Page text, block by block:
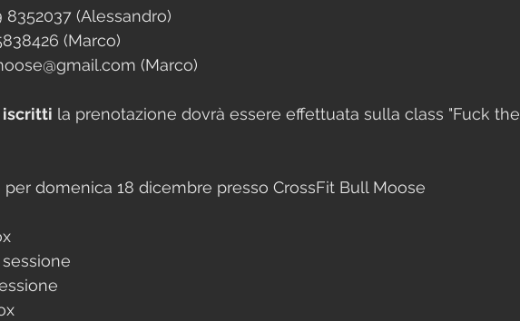
(Alessandro)
(Marco)
(Marco)
iscritti la prenotazione dovrà essere effettuata sulla class "Fuck the
domenica 18 dicembre presso CrossFit Bull Moose